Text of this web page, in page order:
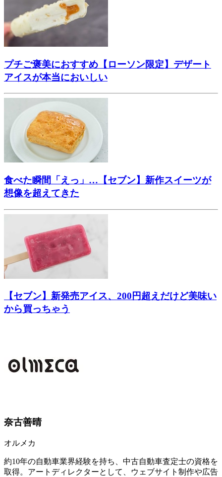
プチご褒美におすすめ【ローソン限定】デザート
アイスが本当においしい
食べた瞬間「えっ」…【セブン】新作スイーツが
想像を超えてきた
【セブン】新発売アイス、200円超えだけど美味い
から買っちゃう
奈古善晴
オルメカ
約10年の自動車業界経験を持ち、中古自動車査定士の資格を
取得。アートディレクターとして、ウェブサイト制作や広告